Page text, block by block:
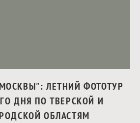
ЛЕТНИЙ ФОТОТУР
ДНЯ ПО ТВЕРСКОЙ И
ОБЛАСТЯМ